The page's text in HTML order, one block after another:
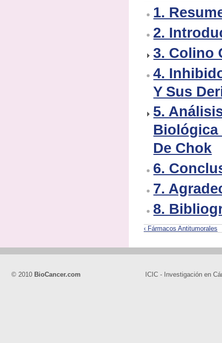
1.
2.
3. Colino
4.
Y Sus
5.
Biológica
De Chok
6.
7.
8.
‹ Fármacos Antitumorales
© 2010 BioCancer.com ICIC - Investigación en